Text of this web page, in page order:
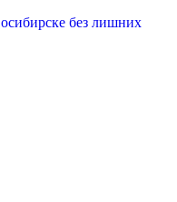
без лишних